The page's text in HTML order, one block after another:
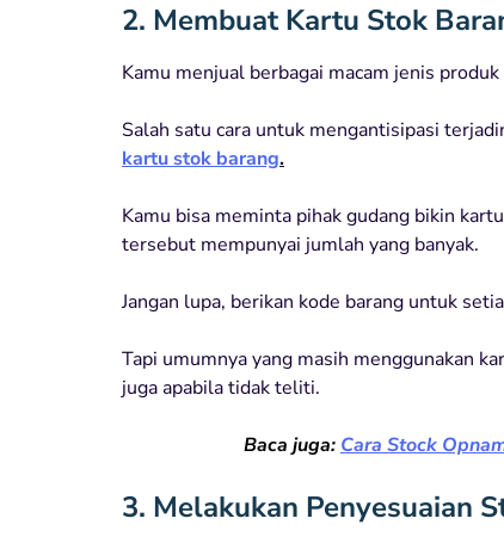
2. Membuat Kartu Stok
Kamu menjual berbagai macam jenis produk
Salah satu cara untuk mengantisipasi
kartu stok barang.
Kamu bisa meminta pihak gudang bikin
tersebut mempunyai jumlah yang banyak.
Jangan lupa, berikan kode barang untuk
Tapi umumnya yang masih menggunakan
juga apabila tidak teliti.
Baca juga: Cara Stock
3. Melakukan Penyesuaian